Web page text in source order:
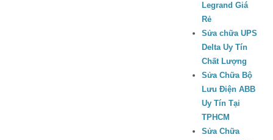
Legrand Giá
Rẻ
Sửa chữa UPS
Delta Uy Tín
Chất Lượng
Sửa Chữa Bộ
Lưu Điện ABB
Uy Tín Tại
TPHCM
Sửa Chữa